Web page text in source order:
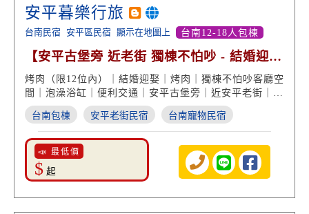
安平暮樂行旅
台南民宿 安平區民宿 顯示在地圖上 台南12-18人包棟
【安平古堡旁 近老街 獨棟不怕吵 - 結婚迎娶
歡車考肉】
烤肉（限12位內）｜結婚迎娶｜烤肉｜獨棟不怕吵客廳空
間｜泡澡浴缸｜便利交通｜安平古堡旁｜近安平老街｜家
庭旅遊｜包棟住宿｜台南民宿旅遊
台南包棟 安平老街民宿 台南寵物民宿
📣 最低價
$ 起